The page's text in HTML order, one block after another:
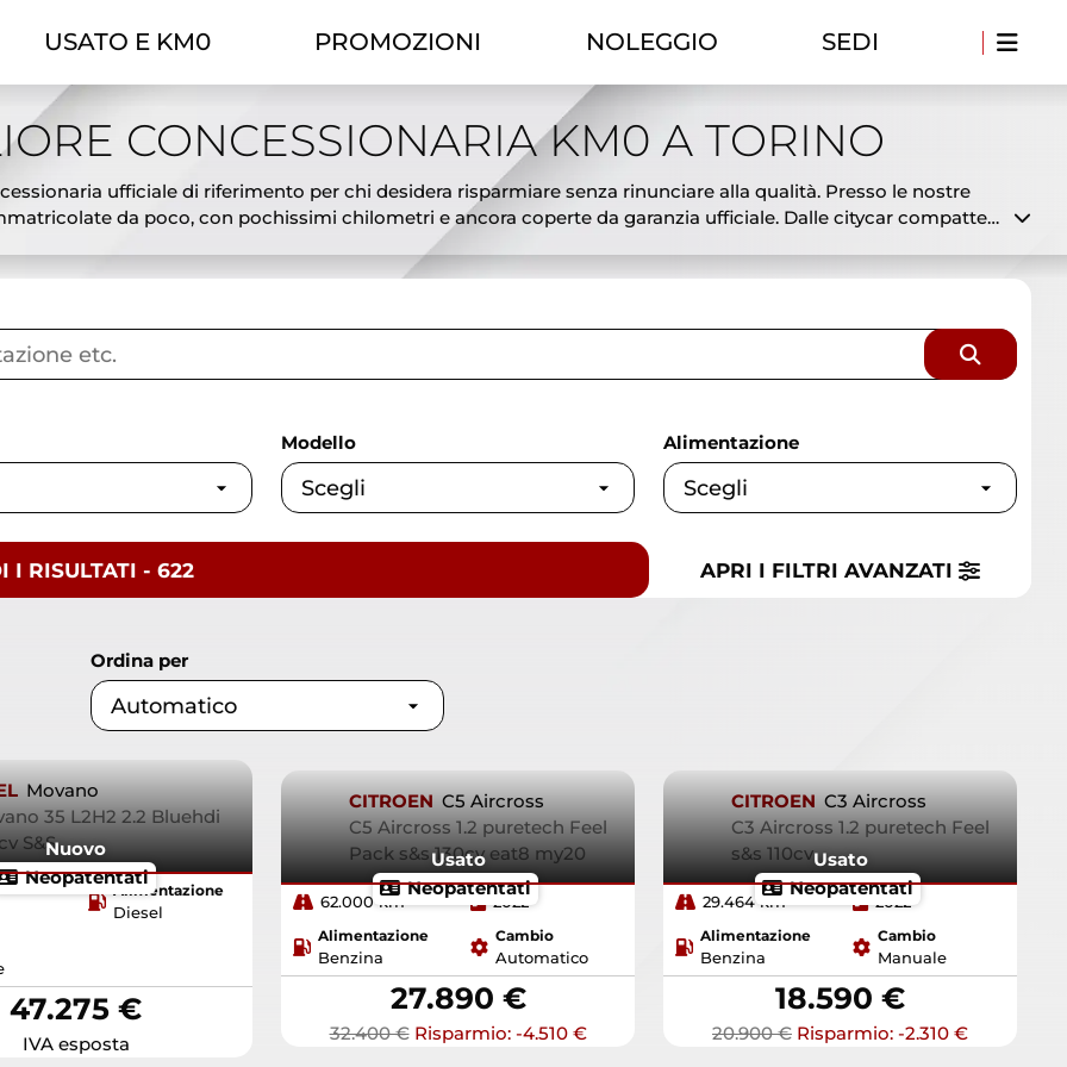
USATO E KM0 PROMOZIONI NOLEGGIO SEDI
CONCESSIONARIA KM0 A TORINO
ufficiale di riferimento per chi desidera risparmiare senza rinunciare alla qualità. Presso le nostre
da poco, con pochissimi chilometri e ancora coperte da garanzia ufficiale. Dalle citycar compatte
l’offerta Theorema ti permette di scegliere tra modelli già disponibili in pronta consegna a prezzi
ideale tra il nuovo e l’usato: veicoli pari al nuovo, subito disponibili e a costi ridotti. Offriamo
offerte auto km0 a Torino e affidati a Theorema, concessionaria ufficiale con esperienza, serietà e
Modello Alimentazione
I RISULTATI - 622 APRI I FILTRI AVANZATI
Ordina per
Movano
35 L2H2 2.2 Bluehdi
S&S
Neopatentati
Nuovo
Alimentazione
Diesel
47.275 €
IVA esposta
CITROEN C5 Aircross
C5 Aircross 1.2 puretech Feel
Pack s&s 130cv eat8 my20
Neopatentati
Usato
62.000 km 2022
Alimentazione
Benzina
Cambio
Automatico
27.890 €
32.400 € Risparmio: -4.510 €
CITROEN C3 Aircross
C3 Aircross 1.2 puretech Feel
s&s 110cv
Neopatentati
Usato
29.464 km 2022
Alimentazione
Benzina
Cambio
Manuale
18.590 €
20.900 € Risparmio: -2.310 €